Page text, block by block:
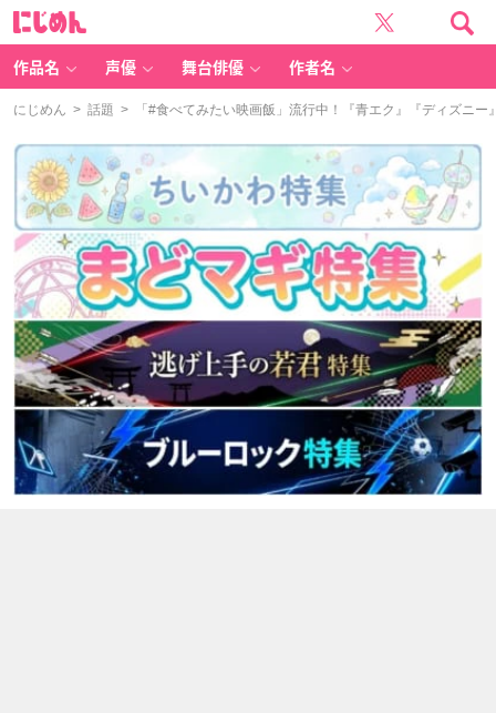
作品名 声優 舞台俳優 作者名
にじめん > 話題 > 「#食べてみたい映画飯」流行中！『青エク』『ディズニー